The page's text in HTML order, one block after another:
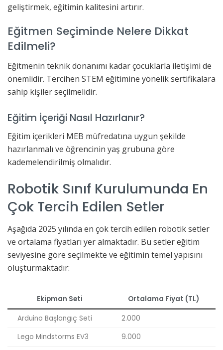
geliştirmek, eğitimin kalitesini artırır.
Eğitmen Seçiminde Nelere Dikkat
Edilmeli?
Eğitmenin teknik donanımı kadar çocuklarla iletişimi de
önemlidir. Tercihen STEM eğitimine yönelik sertifikalara
sahip kişiler seçilmelidir.
Eğitim İçeriği Nasıl Hazırlanır?
Eğitim içerikleri MEB müfredatına uygun şekilde
hazırlanmalı ve öğrencinin yaş grubuna göre
kademelendirilmiş olmalıdır.
Robotik Sınıf Kurulumunda En
Çok Tercih Edilen Setler
Aşağıda 2025 yılında en çok tercih edilen robotik setler
ve ortalama fiyatları yer almaktadır. Bu setler eğitim
seviyesine göre seçilmekte ve eğitimin temel yapısını
oluşturmaktadır:
Ekipman Seti Ortalama Fiyat (TL)
Arduino Başlangıç Seti
2.000
Lego Mindstorms EV3
9.000